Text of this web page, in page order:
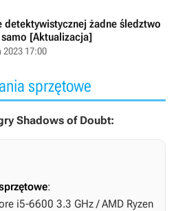
detektywistycznej żadne śledztwo
[Aktualizacja]
2023 17:00
sprzętowe
Shadows of Doubt:
:
i5-6600 3.3 GHz / AMD Ryzen